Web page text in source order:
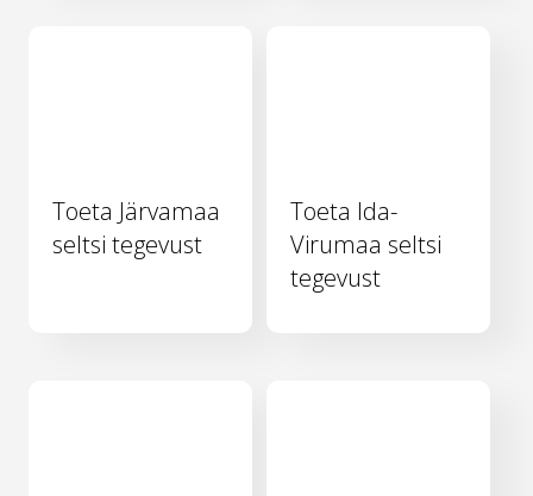
Toeta Järvamaa
seltsi tegevust
Toeta Ida-
Virumaa seltsi
tegevust